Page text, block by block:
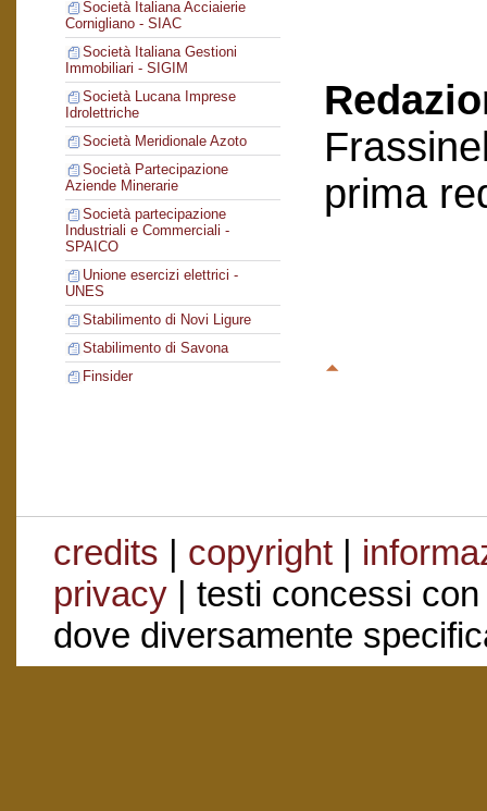
Società Italiana Acciaierie
Cornigliano - SIAC
Società Italiana Gestioni
Immobiliari - SIGIM
Società Lucana Imprese
Idrolettriche
Società Meridionale Azoto
Società Partecipazione
Aziende Minerarie
Società partecipazione
Industriali e Commerciali -
SPAICO
Unione esercizi elettrici -
UNES
Stabilimento di Novi Ligure
Stabilimento di Savona
Finsider
prima
credits | copyright|
privacy| testi concessi
dove diversamente